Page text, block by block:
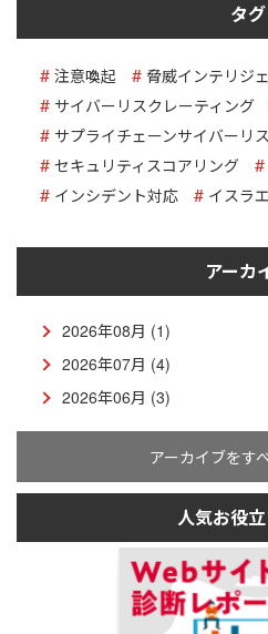
タグ
注意喚起 脅威インテリジ
サイバーリスクレーティング
サプライチェーンサイバーリ
セキュリティスコアリング
インシデント対応
イスラ
アーカ
2026年08月 (1)
2026年07月 (4)
2026年06月 (3)
アーカイブをす
人気お役